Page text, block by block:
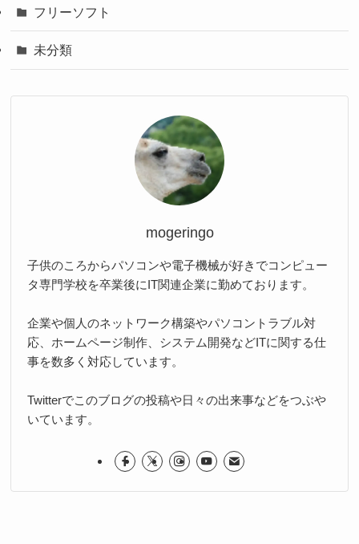
フリーソフト
未分類
mogeringo
子供のころからパソコンや電子機械が好きでコンピュー
タ専門学校を卒業後にIT関連企業に勤めております。
企業や個人のネットワーク構築やパソコントラブル対
応、ホームページ制作、システム開発などITに関する仕
事を数多く対応しています。
Twitterでこのブログの投稿や日々の出来事などをつぶや
いています。